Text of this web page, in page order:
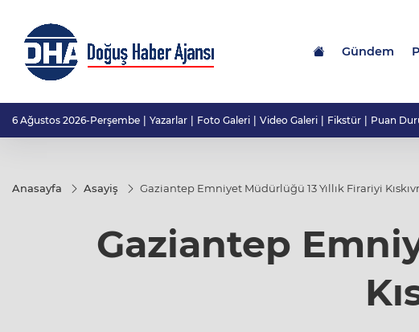
Gündem
6 Ağustos 2026-Perşembe Yazarlar Foto Galeri Video Galeri Fikstür Puan
Anasayfa Asayiş Gaziantep Emniyet Müdürlüğü 13 Yıllık Firariyi
Gaziantep